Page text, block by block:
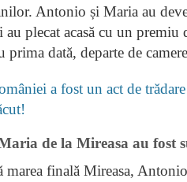
Antonio și Maria au
au plecat acasă cu un
prima dată, departe de
a fost un act de
de la Mireasa au fost
marea finală Mireasa,